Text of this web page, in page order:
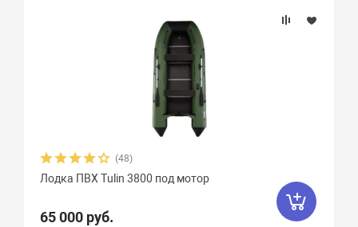
Количество сидений
(48)
Лодка ПВХ Tulin 3800 под мотор
65 000 руб.